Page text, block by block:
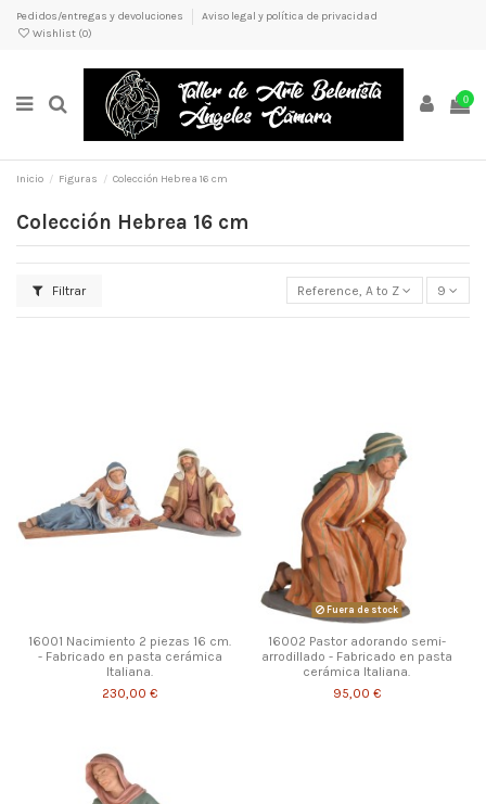
Pedidos/entregas y devoluciones
Aviso legal y política de privacidad
Wishlist (0)
0
Inicio Figuras Colección Hebrea 16 cm
Colección Hebrea 16 cm
Filtrar Reference, A to Z 9
16001 Nacimiento 2 piezas 16 cm.
- Fabricado en pasta cerámica
Italiana.
230,00 €
Fuera de stock
16002 Pastor adorando semi-
arrodillado - Fabricado en pasta
cerámica Italiana.
95,00 €